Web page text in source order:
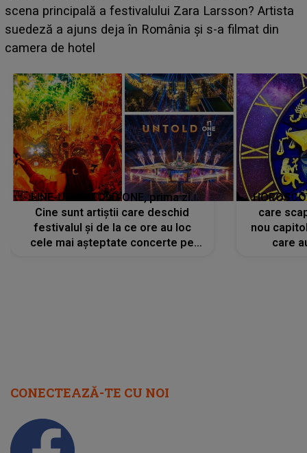
luat prin surprindere pe Emanuel. CINE ESTE
BĂIATUL VIZAT de Alexandra?! Aflându-se în fața
faptului împlinit, A RECUNOSCUT IMEDIAT: "Am
LINE-UP UNTOLD ONE, prima zi.
Cine sunt artiștii care deschid
festivalul și de la ce ore au loc
cele mai așteptate concerte pe
care
nou
care
CONECTEAZĂ-TE CU NOI